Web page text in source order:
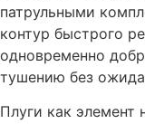
патрульными
контур быстрого
одновременно
тушению без
Плуги как элемент